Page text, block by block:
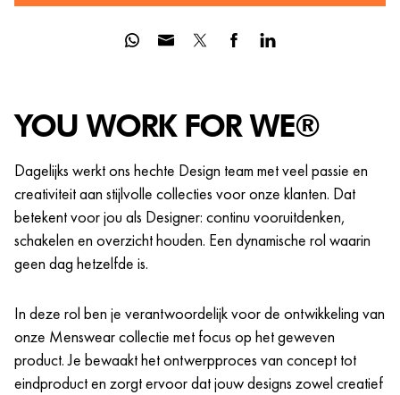
YOU WORK FOR WE®
Dagelijks werkt ons hechte Design team met veel passie en
creativiteit aan stijlvolle collecties voor onze klanten. Dat
betekent voor jou als Designer: continu vooruitdenken,
schakelen en overzicht houden. Een dynamische rol waarin
geen dag hetzelfde is.
In deze rol ben je verantwoordelijk voor de ontwikkeling van
onze Menswear collectie met focus op het geweven
product. Je bewaakt het ontwerpproces van concept tot
eindproduct en zorgt ervoor dat jouw designs zowel creatief